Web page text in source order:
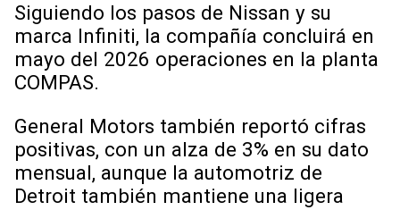
Siguiendo los pasos de Nissan y su
marca Infiniti, la compañía concluirá en
mayo del 2026 operaciones en la planta
COMPAS.
General Motors también reportó cifras
positivas, con un alza de 3% en su dato
mensual, aunque la automotriz de
Detroit también mantiene una ligera